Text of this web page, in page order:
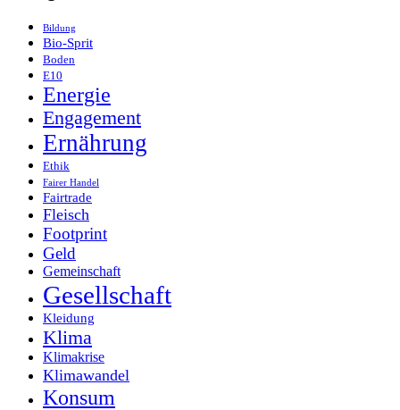
Bildung
Bio-Sprit
Boden
E10
Energie
Engagement
Ernährung
Ethik
Fairer Handel
Fairtrade
Fleisch
Footprint
Geld
Gemeinschaft
Gesellschaft
Kleidung
Klima
Klimakrise
Klimawandel
Konsum